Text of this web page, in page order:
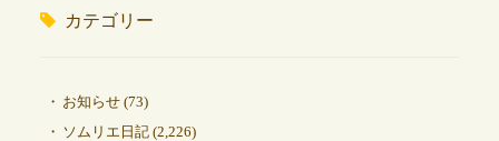
カテゴリー
お知らせ(73)
ソムリエ日記(2,226)